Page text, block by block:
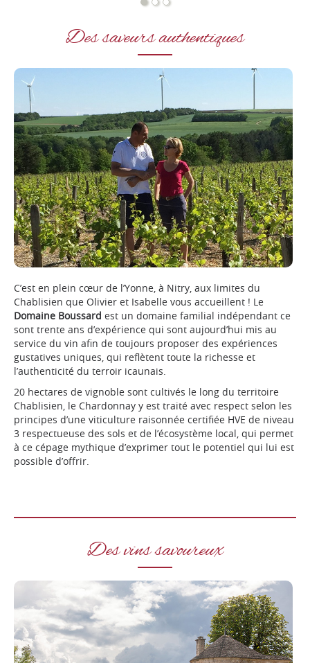
Des saveurs authentiques
C’est en plein cœur de l’Yonne, à Nitry, aux limites du
Chablisien que Olivier et Isabelle vous accueillent ! Le
Domaine Boussard est un domaine familial indépendant ce
sont trente ans d’expérience qui sont aujourd’hui mis au
service du vin afin de toujours proposer des expériences
gustatives uniques, qui reflètent toute la richesse et
l’authenticité du terroir icaunais.
20 hectares de vignoble sont cultivés le long du territoire
Chablisien, le Chardonnay y est traité avec respect selon les
principes d’une viticulture raisonnée certifiée HVE de niveau
3 respectueuse des sols et de l’écosystème local, qui permet
à ce cépage mythique d’exprimer tout le potentiel qui lui est
possible d’offrir.
Des vins savoureux